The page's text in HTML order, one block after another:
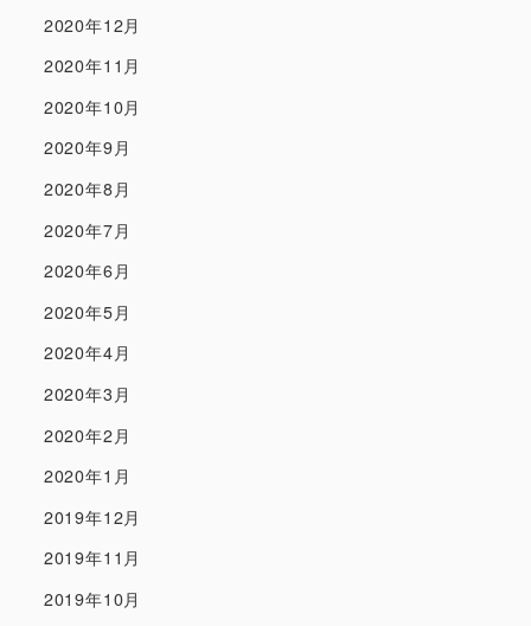
2020年12月
2020年11月
2020年10月
2020年9月
2020年8月
2020年7月
2020年6月
2020年5月
2020年4月
2020年3月
2020年2月
2020年1月
2019年12月
2019年11月
2019年10月